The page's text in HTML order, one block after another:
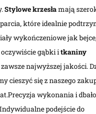
Stylowe krzesłamają
które idealnie
wykończeniowe jak
gąbki itkaniny
zawsze najwyższej jakości.
cieszyć się z naszego
wykonania i
podejście do